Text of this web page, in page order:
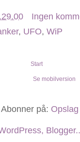
Ingen
, UFO, WiP
Start
Se mobilversion
Abonner på: